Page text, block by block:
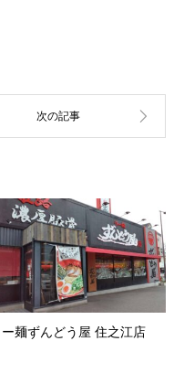
麺ずんどう屋 住之江店